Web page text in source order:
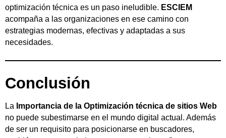
optimización técnica es un paso ineludible. ESCIEM
acompaña a las organizaciones en ese camino con
estrategias modernas, efectivas y adaptadas a sus
necesidades.
Conclusión
La Importancia de la Optimización técnica de sitios Web
no puede subestimarse en el mundo digital actual. Además
de ser un requisito para posicionarse en buscadores,